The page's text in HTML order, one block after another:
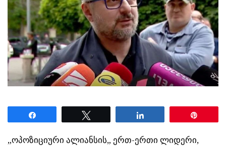
„ოპოზიციური ალიანსის„ ერთ-ერთი ლიდერი,